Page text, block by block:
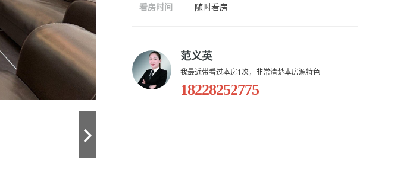
看房时间
随时看房
范义英
我最近带看过本房1次，非常清楚本房源特色
18228252775